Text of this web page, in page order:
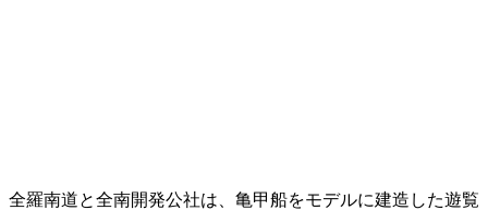
全羅南道と全南開発公社は、亀甲船をモデルに建造した遊覧